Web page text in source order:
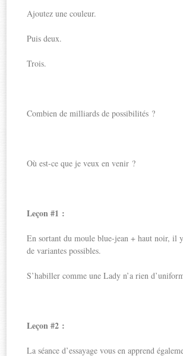
Ajoutez une couleur.
Puis deux.
Trois.
Combien de milliards de possibilités ?
Où est-ce que je veux en venir ?
Leçon #1 :
En sortant du moule blue-jean + haut noir, il
de variantes possibles.
S’habiller comme une Lady n’a rien
Leçon #2 :
La séance d’essayage vous en apprend